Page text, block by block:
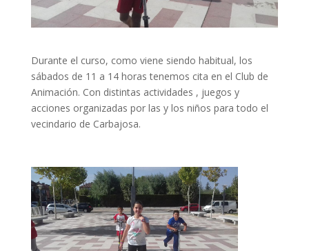
Durante el curso, como viene siendo habitual, los
sábados de 11 a 14 horas tenemos cita en el Club de
Animación. Con distintas actividades , juegos y
acciones organizadas por las y los niños para todo el
vecindario de Carbajosa.